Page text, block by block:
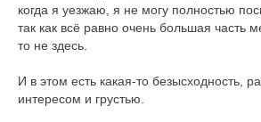
когда я уезжаю, я не могу полностью
так как всё равно очень большая часть
то не здесь.
И в этом есть какая-то безысходность,
интересом и грустью.